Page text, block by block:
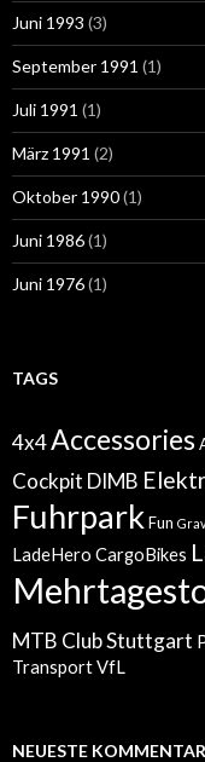
Juni 1993 (3)
September 1991 (1)
Juli 1991 (1)
März 1991 (2)
Oktober 1990(1)
Juni 1986(1)
Juni 1976(1)
TAGS
4x4Accessories
Cockpit DIMB
FuhrparkFun
LadeHero CargoBikes
MTB Club Stuttgart
TransportVfL
NEUESTE